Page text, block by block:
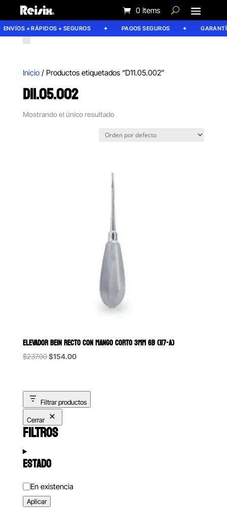
0 Items
ENVÍOS + RÁPIDOS + SEGUROS PAGOS SEGUROS
Inicio/ Productos etiquetados “D11.05.002”
D11.05.002
Mostrando el único resultado
ELEVADOR BEIN RECTO CON MANGO CORTO 3MM 6B (117-A)
$237.00Original
$237.00.
$154.00Current
$154.00.
Filtrar productos
Cerrar
FILTROS
ESTADO
Estado
En existencia
Aplicar